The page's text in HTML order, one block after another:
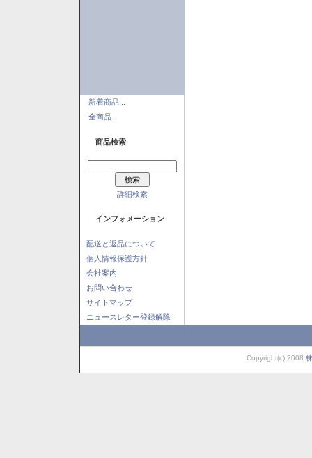
新着商品...
全商品...
商品検索
詳細検索
インフォメーション
配送と返品について
個人情報保護方針
会社案内
お問い合わせ
サイトマップ
ニュースレター登録解除
Copyright(c) 2008